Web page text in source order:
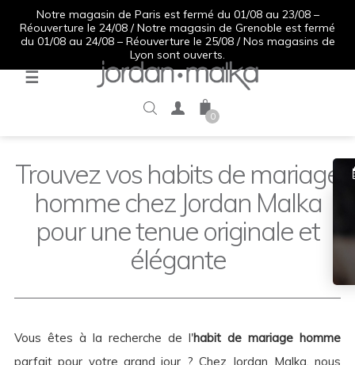
Notre magasin de Paris est fermé du 01/08 au 23/08 –
Réouverture le 24/08 / Notre magasin de Grenoble est fermé
du 01/08 au 24/08 – Réouverture le 25/08 / Nos magasins de
Lyon sont ouverts.
Basculer
☰
0
Trouvez vos habits de mariage
homme chez Jordan Malka
pour une tenue originale et
élégante
Vous êtes à la recherche de l'habit de mariage homme
parfait pour votre grand jour ? Chez Jordan Malka, nous